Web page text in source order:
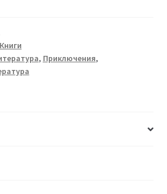
Книги
, Приключения,